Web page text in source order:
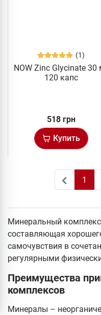
(1)
NOW Zinc Glycinate 30
120 капс
518 грн
Купить
1
Минеральный
составляющая
самочувствия в
регулярными
Преимущества
комплексов
Минералы –